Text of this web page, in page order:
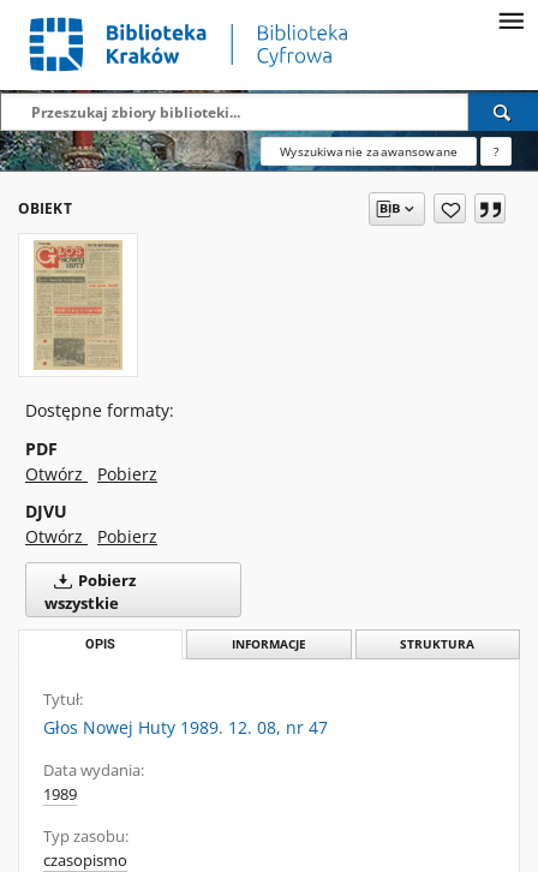
Wyszukiwanie zaawansowane ?
OBIEKT
Dostępne formaty:
PDF
Otwórz
Pobierz
DJVU
Otwórz
Pobierz
Pobierz
wszystkie
OPIS INFORMACJE STRUKTURA
Tytuł:
Głos Nowej Huty 1989. 12. 08, nr 47
Data wydania:
1989
Typ zasobu:
czasopismo